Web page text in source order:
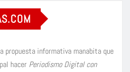
propuesta informativa manabita que
hacer Periodismo Digital con